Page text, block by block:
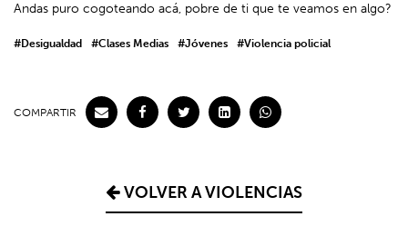
Andas puro cogoteando acá, pobre de ti que te veamos en algo?
#Desigualdad #Clases Medias #Jóvenes #Violencia policial
COMPARTIR
VOLVER A VIOLENCIAS